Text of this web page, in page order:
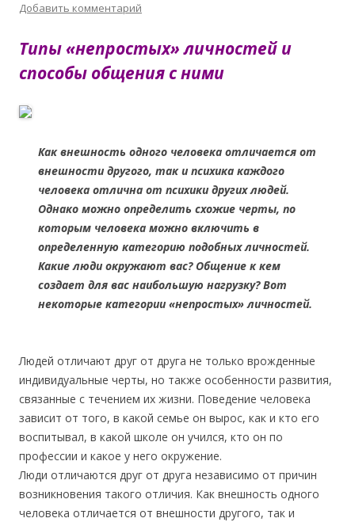
Добавить комментарий
Типы «непростых» личностей и
способы общения с ними
Как внешность одного человека отличается от
внешности другого, так и психика каждого
человека отлична от психики других людей.
Однако можно определить схожие черты, по
которым человека можно включить в
определенную категорию подобных личностей.
Какие люди окружают вас? Общение к кем
создает для вас наибольшую нагрузку? Вот
некоторые категории «непростых» личностей.
Людей отличают друг от друга не только врожденные
индивидуальные черты, но также особенности развития,
связанные с течением их жизни. Поведение человека
зависит от того, в какой семье он вырос, как и кто его
воспитывал, в какой школе он учился, кто он по
профессии и какое у него окружение.
Люди отличаются друг от друга независимо от причин
возникновения такого отличия. Как внешность одного
человека отличается от внешности другого, так и